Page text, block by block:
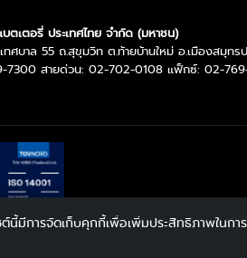
ตเตอรี่ ประเทศไทย จำกัด (มหาชน)
ศบาล 55 ถ.สุขุมวิท ต.ท้ายบ้านใหม่ อ.เมืองสมุทร
7300 สายด่วน: 02-702-0108 แฟ็กซ์: 02-
ต์นี้มีการจัดเก็บคุกกี้เพื่อเพิ่มประสิทธิภาพในก